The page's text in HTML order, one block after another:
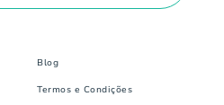
Blog
Termos e Condições